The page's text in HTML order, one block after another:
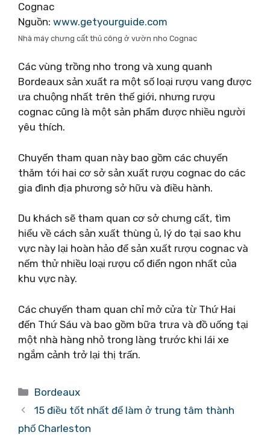
Nguồn: www.getyourguide.com
Nhà máy chưng cất thủ công ở vườn nho Cognac
Các vùng trồng nho trong và xung quanh
Bordeaux sản xuất ra một số loại rượu vang được
ưa chuộng nhất trên thế giới, nhưng rượu
cognac cũng là một sản phẩm được nhiều người
yêu thích.
Chuyến tham quan này bao gồm các chuyến
thăm tới hai cơ sở sản xuất rượu cognac do các
gia đình địa phương sở hữu và điều hành.
Du khách sẽ tham quan cơ sở chưng cất, tìm
hiểu về cách sản xuất thùng ủ, lý do tại sao khu
vực này lại hoàn hảo để sản xuất rượu cognac và
nếm thử nhiều loại rượu cổ điển ngon nhất của
khu vực này.
Các chuyến tham quan chỉ mở cửa từ Thứ Hai
đến Thứ Sáu và bao gồm bữa trưa và đồ uống tại
một nhà hàng nhỏ trong làng trước khi lái xe
ngắm cảnh trở lại thị trấn.
Danh
mục
Bordeaux
15 điều tốt nhất để làm ở trung tâm thành
phố Charleston